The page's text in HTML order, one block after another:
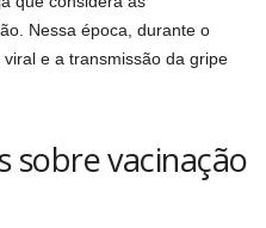
Nessa época, durante o
viral e a transmissão da gripe
sobre vacinação